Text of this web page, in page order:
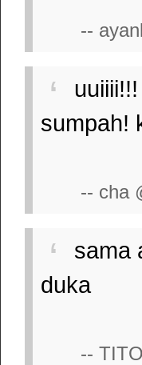
--
sumpah!
-- cha
sama
duka
--